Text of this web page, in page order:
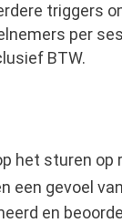
triggers
per
BTW.
het sturen
een gevoel
en